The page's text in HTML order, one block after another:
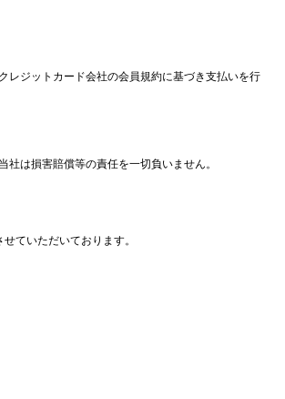
レジットカード会社の会員規約に基づき支払いを行
は損害賠償等の責任を一切負いません。
ていただいております。